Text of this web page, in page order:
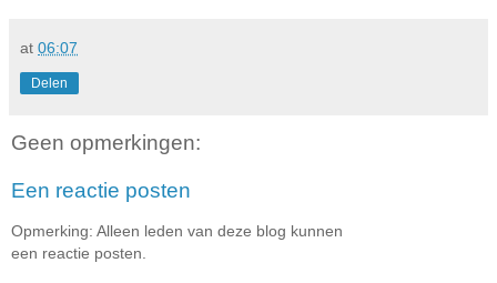
at 06:07
Delen
Geen opmerkingen:
Een reactie posten
Opmerking: Alleen leden van deze blog kunnen
een reactie posten.